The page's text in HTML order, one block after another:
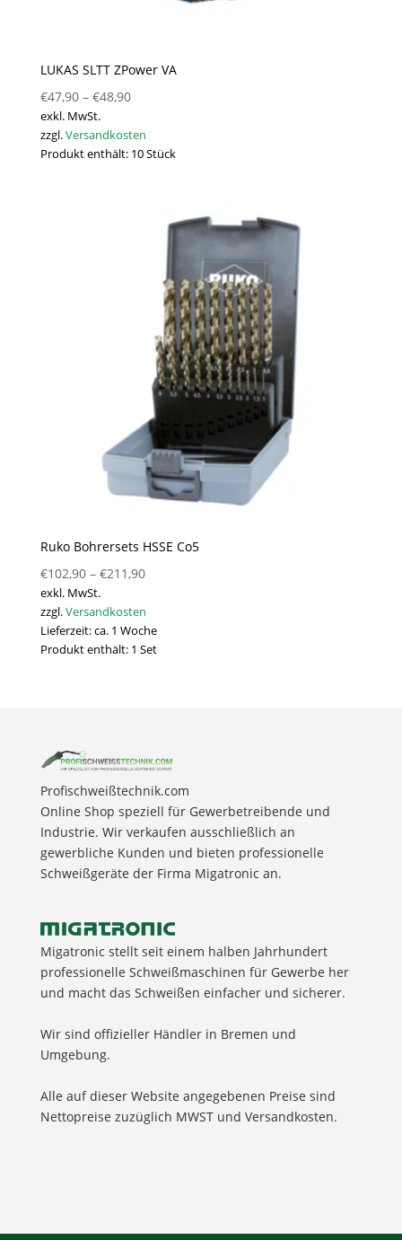
LUKAS SLTT ZPower VA
€47,90– €48,90
exkl. MwSt.
zzgl.Versandkosten
Produkt enthält: 10Stück
Ruko Bohrersets HSSE Co5
€102,90– €211,90
exkl. MwSt.
zzgl.Versandkosten
Lieferzeit:ca. 1 Woche
Produkt enthält: 1 Set
Profischweißtechnik.com
Online Shop speziell für Gewerbetreibende und
Industrie. Wir verkaufen ausschließlich an
gewerbliche Kunden und bieten professionelle
Schweißgeräte der Firma Migatronic an.
Migatronic stellt seit einem halben Jahrhundert
professionelle Schweißmaschinen für Gewerbe her
und macht das Schweißen einfacher und sicherer.
Wir sind offizieller Händler in Bremen und
Umgebung.
Alle auf dieser Website angegebenen Preise sind
Nettopreise zuzüglich MWST und Versandkosten.